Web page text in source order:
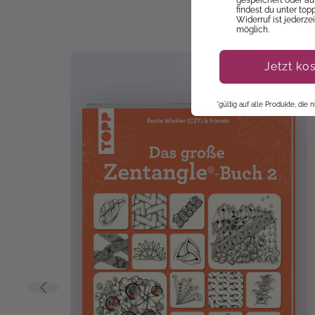
findest du unter
Widerruf ist
möglich.
Jetzt
*gültig auf alle Produkte, die